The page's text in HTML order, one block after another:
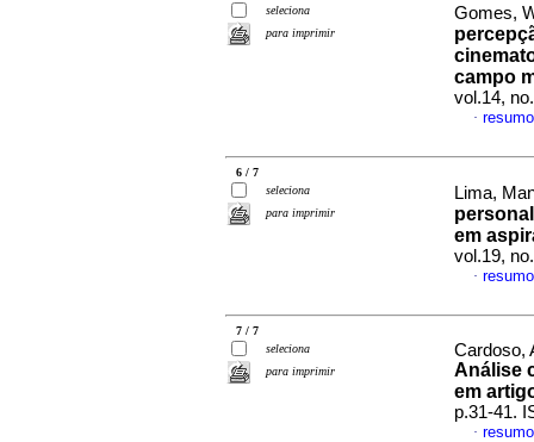
seleciona
para imprimir
Gomes,
campo
vol.14,
·
6 / 7
seleciona
para imprimir
Lima,
em
vol.19,
·
7 / 7
seleciona
para imprimir
Cardoso,
Análise
em
p.31-41.
·